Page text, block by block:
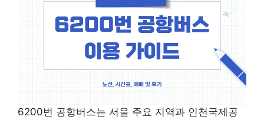
6200번 공항버스는 서울 주요 지역과 인천국제공